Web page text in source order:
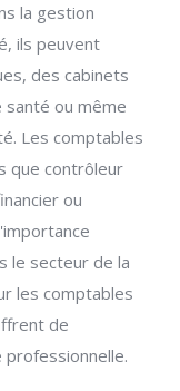
la gestion
ils peuvent
des cabinets
santé ou même
Les comptables
que contrôleur
ou
le secteur de la
les comptables
de